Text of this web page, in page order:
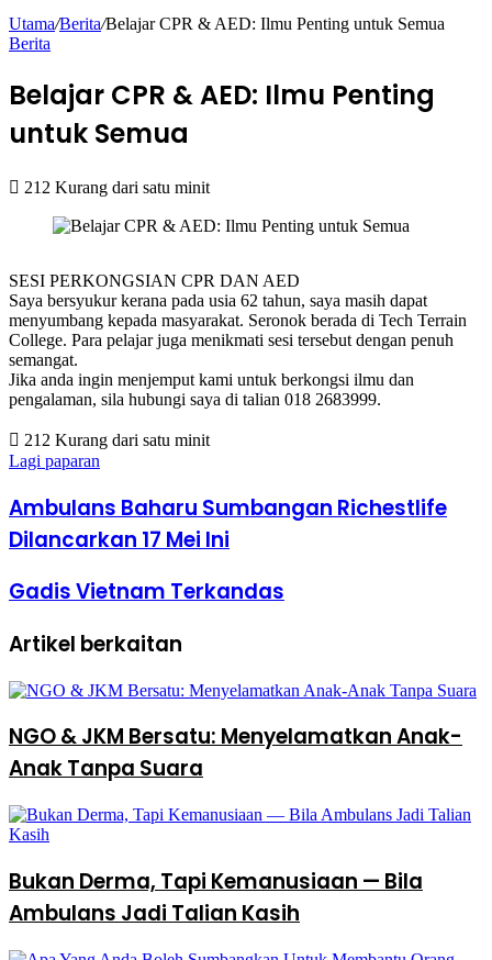
Utama/Berita/Belajar CPR & AED: Ilmu Penting untuk Semua
Berita
Belajar CPR & AED: Ilmu Penting
untuk Semua
212 Kurang dari satu minit
SESI PERKONGSIAN CPR DAN AED
Saya bersyukur kerana pada usia 62 tahun, saya masih dapat
menyumbang kepada masyarakat. Seronok berada di Tech Terrain
College. Para pelajar juga menikmati sesi tersebut dengan penuh
semangat.
Jika anda ingin menjemput kami untuk berkongsi ilmu dan
pengalaman, sila hubungi saya di talian 018 2683999.
212 Kurang dari satu minit
Lagi paparan
Ambulans Baharu Sumbangan Richestlife
Dilancarkan 17 Mei Ini
Gadis Vietnam Terkandas
Artikel berkaitan
NGO & JKM Bersatu: Menyelamatkan Anak-
Anak Tanpa Suara
Bukan Derma, Tapi Kemanusiaan — Bila
Ambulans Jadi Talian Kasih